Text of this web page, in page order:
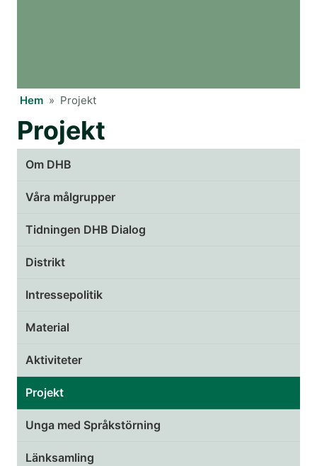
Hem » Projekt
Projekt
Om DHB
Våra målgrupper
Tidningen DHB Dialog
Distrikt
Intressepolitik
Material
Aktiviteter
Projekt
Unga med Språkstörning
Länksamling